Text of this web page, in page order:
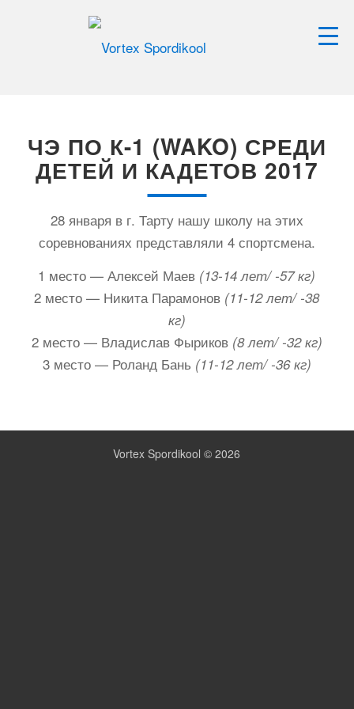
ЧЭ ПО К-1 (WAKO) СРЕДИ
ДЕТЕЙ И КАДЕТОВ 2017
28 января в г. Тарту нашу школу на этих
соревнованиях представляли 4 спортсмена.
1 место — Алексей Маев (13-14 лет/ -57 кг)
2 место — Никита Парамонов (11-12 лет/ -38
кг)
2 место — Владислав Фыриков (8 лет/ -32 кг)
3 место — Роланд Бань (11-12 лет/ -36 кг)
Vortex Spordikool © 2026